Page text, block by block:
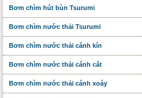
Bơm chìm hút bùn Tsurumi
Bơm chìm nước thải Tsurumi
Bơm chìm nước thải cánh kín
Bơm chìm nước thải cánh cắt
Bơm chìm nước thải cánh xoáy